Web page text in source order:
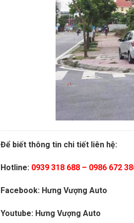
Để biết thông tin chi tiết liên hệ:
Hotline: 0939 318 688– 0986 672
Facebook: Hưng Vượng Auto
Youtube: Hưng Vượng Auto